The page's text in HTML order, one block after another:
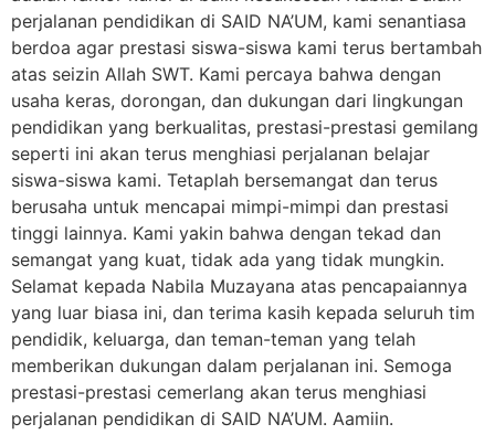
perjalanan pendidikan di SAID NA’UM, kami senantiasa
berdoa agar prestasi siswa-siswa kami terus bertambah
atas seizin Allah SWT. Kami percaya bahwa dengan
usaha keras, dorongan, dan dukungan dari lingkungan
pendidikan yang berkualitas, prestasi-prestasi gemilang
seperti ini akan terus menghiasi perjalanan belajar
siswa-siswa kami. Tetaplah bersemangat dan terus
berusaha untuk mencapai mimpi-mimpi dan prestasi
tinggi lainnya. Kami yakin bahwa dengan tekad dan
semangat yang kuat, tidak ada yang tidak mungkin.
Selamat kepada Nabila Muzayana atas pencapaiannya
yang luar biasa ini, dan terima kasih kepada seluruh tim
pendidik, keluarga, dan teman-teman yang telah
memberikan dukungan dalam perjalanan ini. Semoga
prestasi-prestasi cemerlang akan terus menghiasi
perjalanan pendidikan di SAID NA’UM. Aamiin.